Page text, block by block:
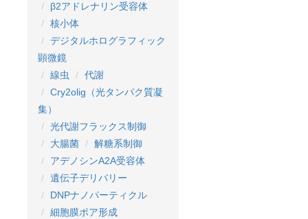
β2アドレナリン受容体
核小体
デジタルホログラフィック
顕微鏡
線虫
代謝
Cry2olig（光タンパク質凝
集）
光代謝フラックス制御
大腸菌
解糖系制御
アデノシンA2A受容体
遺伝子デリバリー
DNPナノパーティクル
細胞膜ポア形成